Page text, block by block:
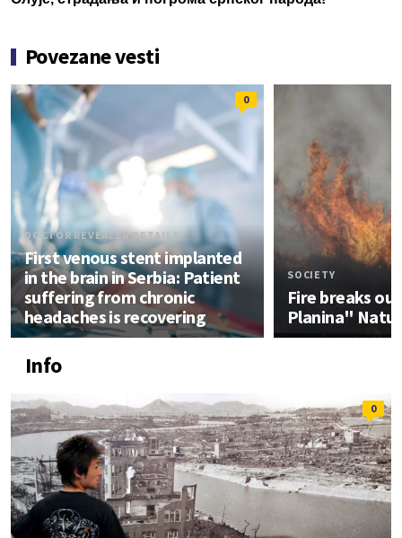
Povezane vesti
0
DOCTOR REVEALED DETAILS
First venous stent implanted
in the brain in Serbia: Patient
suffering from chronic
headaches is recovering
SOCIETY
Fire breaks
Planina"
Info
0